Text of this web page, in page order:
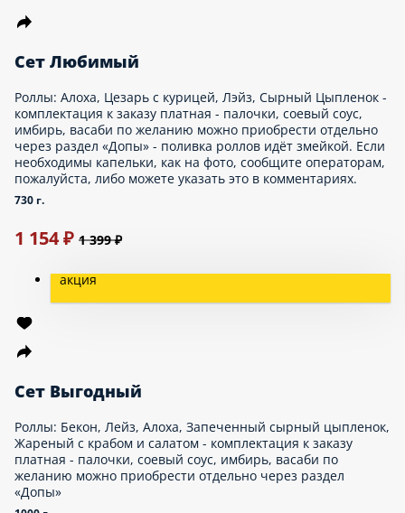
Сет Рыбка
Роллы: Филадельфия ролл с копченым лососем, Филадельфия
ролл с креветкой, Инь-янь. - комплектация к заказу платная -
палочки, соевый соус, имбирь, васаби по желанию можно
приобрести отдельно через раздел «Допы»
560 г.
1 257 ₽1 399 ₽
Роллы: Жареный с лососем, Жареный с курицей, Жареный с
крабом, Жареный с угрем и огурцом, Жареный с креветкой и
масаго - комплектация к заказу платная - палочки, соевый соус,
имбирь, васаби по желанию можно приобрести отдельно через
раздел «Допы»
720 г.
Сет Микс
Роллы: Острый с креветкой и масаго, Сливочный с крабом,
Филадельфия с огурцом, Мехико с копченым лососем, Ролл с
лососем. - комплектация к заказу платная - палочки, соевый